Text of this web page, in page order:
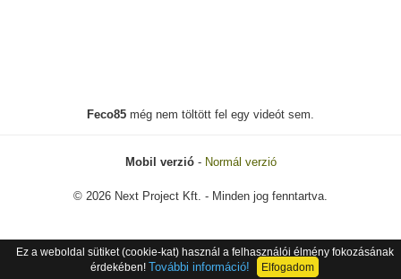
Feco85 még nem töltött fel egy videót sem.
Mobil verzió- Normál verzió
© 2026 Next Project Kft. - Minden jog fenntartva.
Ez a weboldal sütiket (cookie-kat) használ a felhasználói élmény fokozásának
érdekében! További információ! Elfogadom